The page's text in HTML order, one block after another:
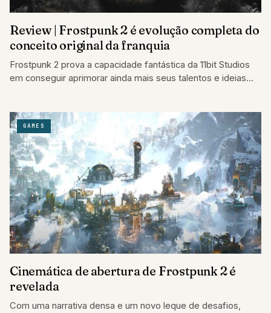
Review | Frostpunk 2 é evolução completa do
conceito original da franquia
Frostpunk 2 prova a capacidade fantástica da 11bit Studios
em conseguir aprimorar ainda mais seus talentos e ideias
GAMES
Cinemática de abertura de Frostpunk 2 é
revelada
Com uma narrativa densa e um novo leque de desafios,